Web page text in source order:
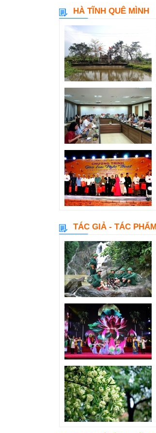
HÀ TĨNH QUÊ MÌNH
TÁC GIẢ - TÁC PHẨM